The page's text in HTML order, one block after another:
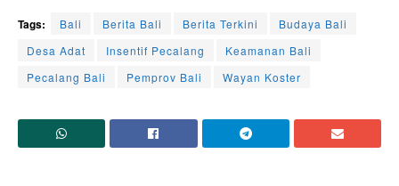
Tags: Bali Berita Bali Berita Terkini
Budaya Bali
Desa Adat
Insentif Pecalang
Keamanan Bali
Pecalang Bali
Pemprov Bali Wayan Koster